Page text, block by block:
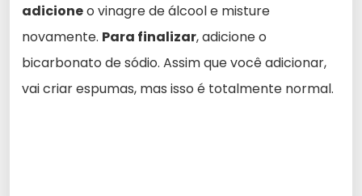
adicioneo vinagre de álcool e misture
novamente. Para finalizar, adicione o
bicarbonato de sódio. Assim que você adicionar,
vai criar espumas, mas isso é totalmente normal.